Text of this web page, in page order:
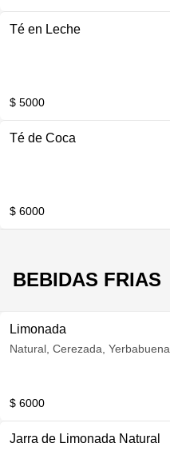
Té en Leche
$ 5000
Té de Coca
$ 6000
BEBIDAS FRIAS
Limonada
Natural, Cerezada, Yerbabuena
$ 6000
Jarra de Limonada Natural